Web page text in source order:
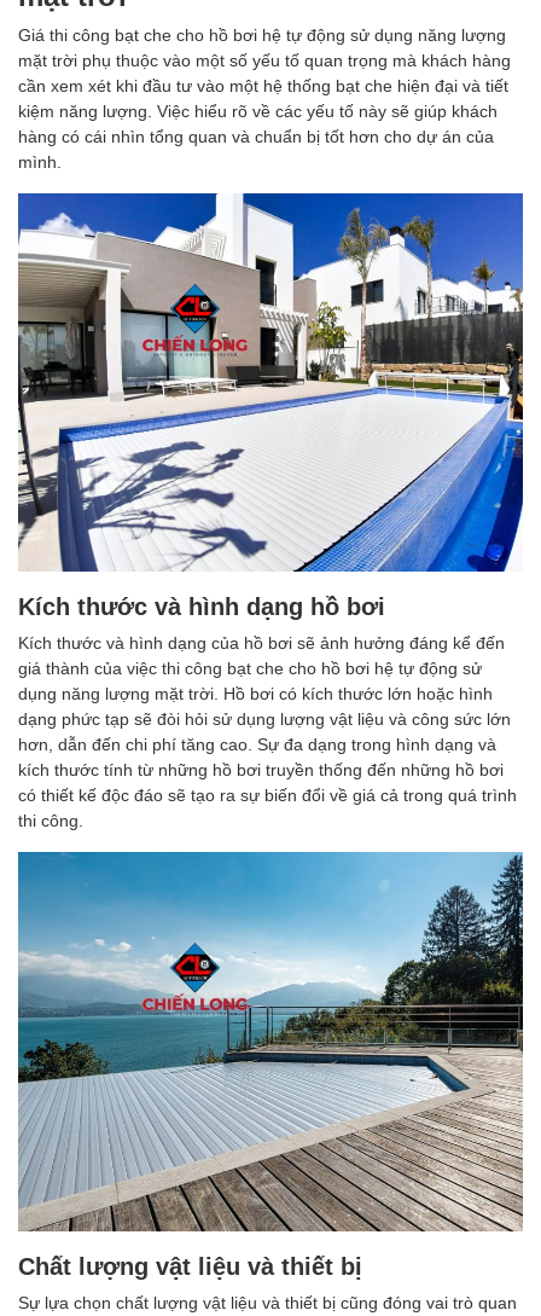
Giá thi công bạt che cho hồ bơi hệ tự động sử dụng năng lượng
mặt trời phụ thuộc vào một số yếu tố quan trọng mà khách hàng
cần xem xét khi đầu tư vào một hệ thống bạt che hiện đại và tiết
kiệm năng lượng. Việc hiểu rõ về các yếu tố này sẽ giúp khách
hàng có cái nhìn tổng quan và chuẩn bị tốt hơn cho dự án của
mình.
Kích thước và hình dạng hồ bơi
Kích thước và hình dạng của hồ bơi sẽ ảnh hưởng đáng kể đến
giá thành của việc thi công bạt che cho hồ bơi hệ tự động sử
dụng năng lượng mặt trời. Hồ bơi có kích thước lớn hoặc hình
dạng phức tạp sẽ đòi hỏi sử dụng lượng vật liệu và công sức lớn
hơn, dẫn đến chi phí tăng cao. Sự đa dạng trong hình dạng và
kích thước tính từ những hồ bơi truyền thống đến những hồ bơi
có thiết kế độc đáo sẽ tạo ra sự biến đổi về giá cả trong quá trình
thi công.
Chất lượng vật liệu và thiết bị
Sự lựa chọn chất lượng vật liệu và thiết bị cũng đóng vai trò quan